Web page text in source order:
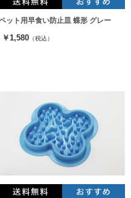
ット用早食い防止皿 蝶形 グレー
￥1,580 （税込）